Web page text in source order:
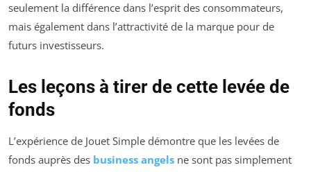
seulement la différence dans l’esprit des consommateurs,
mais également dans l’attractivité de la marque pour de
futurs investisseurs.
Les leçons à tirer de cette levée de
fonds
L’expérience de Jouet Simple démontre que les levées de
fonds auprès des business angels ne sont pas simplement